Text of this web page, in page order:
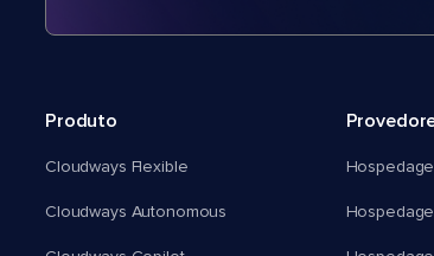
Produto
Cloudways Flexible
Cloudways Autonomous